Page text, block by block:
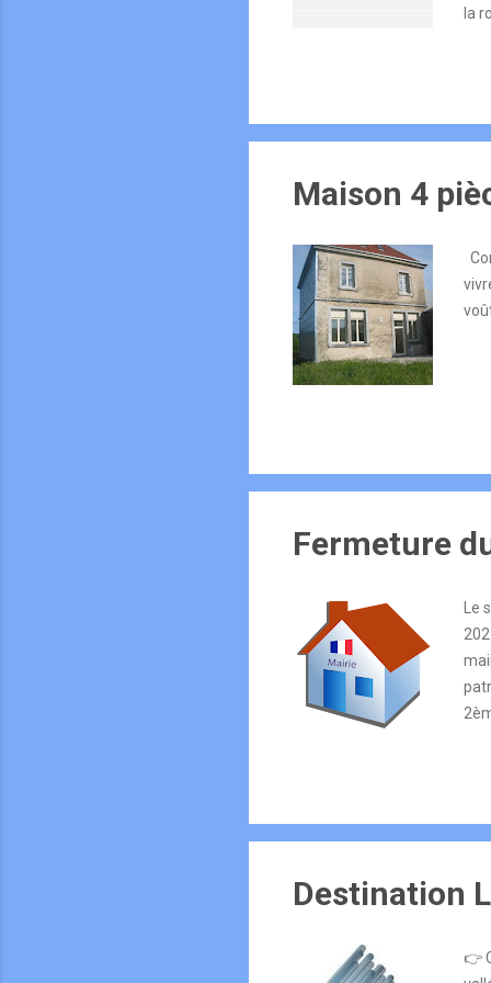
la
Maison 4
Fermeture
Destination
👉